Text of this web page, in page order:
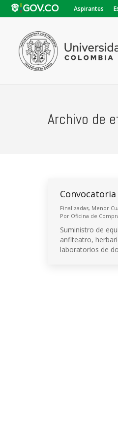
Aspirantes
Archivo de
Finalizadas, Menor
Por Oficina de
Suministro de
anfiteatro,
laboratorios de